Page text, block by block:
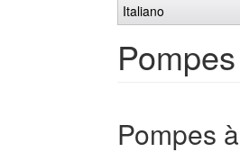
Italiano
Pompes